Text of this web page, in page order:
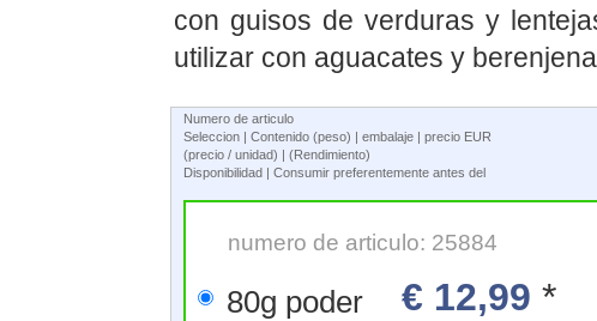
con guisos de verduras y
utilizar con aguacates y
Numero de articulo
Seleccion | Contenido (peso) | embalaje | precio EUR
(precio / unidad) | (Rendimiento)
Disponibilidad | Consumir preferentemente antes del
numero de articulo: 25884
80g poder € 12,99 *